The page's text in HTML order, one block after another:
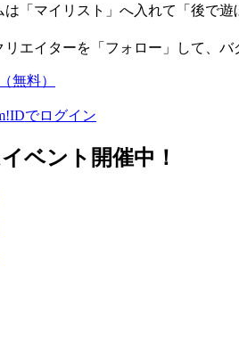
「マイリスト」へ入れて「後で
リエイターを「フォロー」して、
無料）
でログイン
ベント開催中！